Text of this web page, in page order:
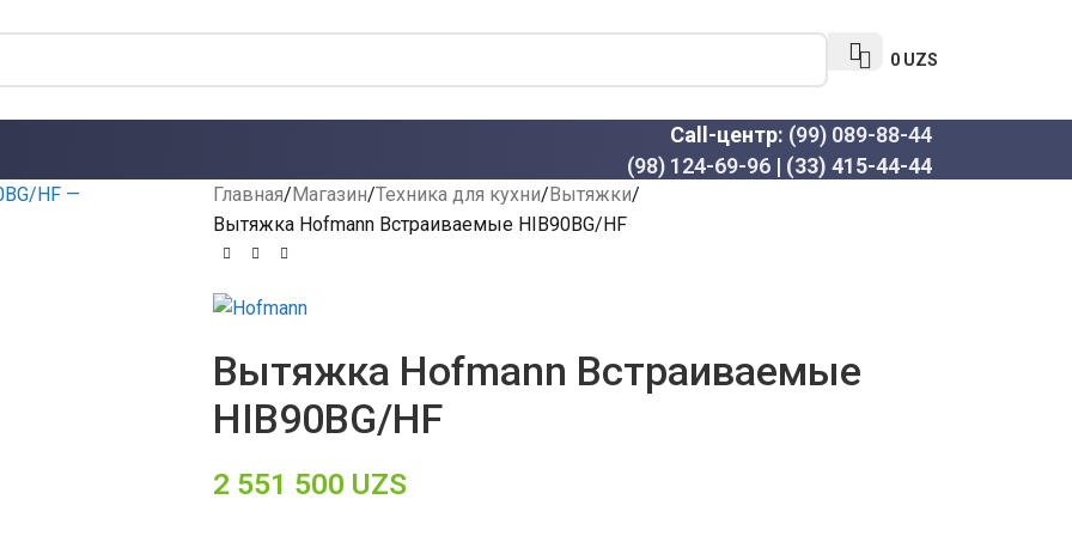
0 UZS
Call-центр: (99) 089-88-44
(98) 124-69-96 | (33) 415-44-44
Главная Магазин Техника для кухни Вытяжки
Вытяжка Hofmann Встраиваемые HIB90BG/HF
Вытяжка Hofmann Встраиваемые
HIB90BG/HF
2 551 500 UZS